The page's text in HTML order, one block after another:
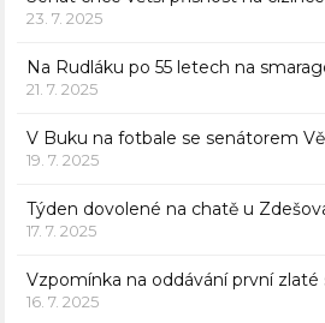
23. 7. 2025
Na Rudláku po 55 letech na
21. 7. 2025
V Buku na fotbale se senátorem
19. 7. 2025
Týden dovolené na chatě u
17. 7. 2025
Vzpomínka na oddávání první zlaté
16. 7. 2025